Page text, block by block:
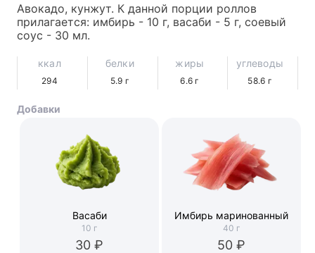
Авокадо, кунжут. К данной порции роллов
прилагается: имбирь - 10 г, васаби - 5 г, соевый
соус - 30 мл.
ккал
294
белки
5.9 г
жиры
6.6 г
углеводы
58.6 г
Добавки
Васаби
10 г
30 ₽
Имбирь маринованный
40 г
50 ₽